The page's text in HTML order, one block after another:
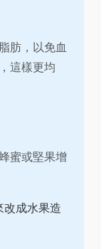
肪，以免血
這樣更均
蜜或堅果增
改成水果造